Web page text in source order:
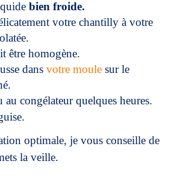
bien froide.
votre chantilly à votre
être homogène.
dans votre moule sur le
au congélateur quelques heures.
optimale, je vous conseille de
la veille.